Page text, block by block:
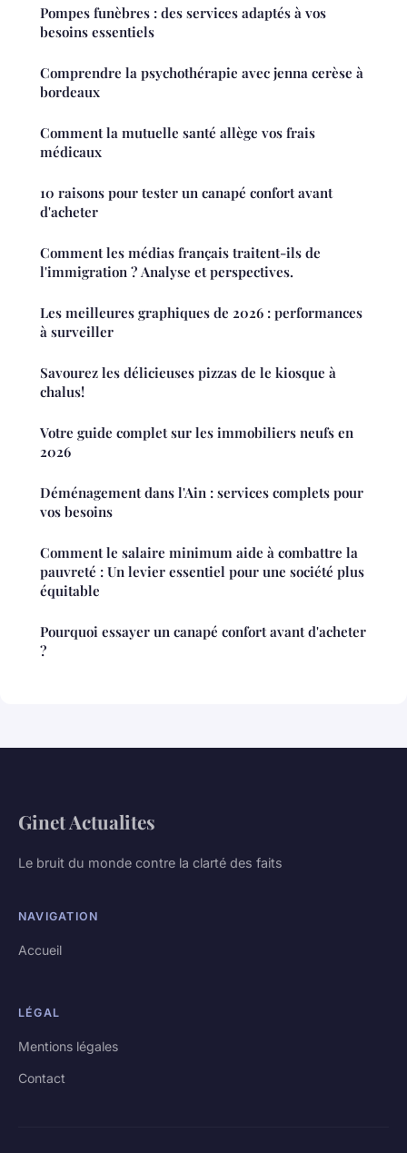
Pompes funèbres : des services adaptés à vos
besoins essentiels
Comprendre la psychothérapie avec jenna cerèse à
bordeaux
Comment la mutuelle santé allège vos frais
médicaux
10 raisons pour tester un canapé confort avant
d'acheter
Comment les médias français traitent-ils de
l'immigration ? Analyse et perspectives.
Les meilleures graphiques de 2026 : performances
à surveiller
Savourez les délicieuses pizzas de le kiosque à
chalus!
Votre guide complet sur les immobiliers neufs en
2026
Déménagement dans l'Ain : services complets pour
vos besoins
Comment le salaire minimum aide à combattre la
pauvreté : Un levier essentiel pour une société plus
équitable
Pourquoi essayer un canapé confort avant d'acheter
?
Ginet Actualites
Le bruit du monde contre la clarté des faits
NAVIGATION
Accueil
LÉGAL
Mentions légales
Contact